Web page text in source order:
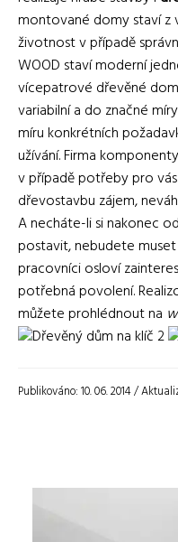
montované domy staví z
životnost v případě
WOOD staví moderní
vícepatrové dřevěné
variabilní a do značné
míru konkrétních
užívání. Firma
v případě potřeby pro
dřevostavbu zájem,
A necháte-li si nakonec
postavit, nebudete
pracovníci osloví
potřebná povolení.
můžete prohlédnout na
Publikováno: 10. 06. 2014 /